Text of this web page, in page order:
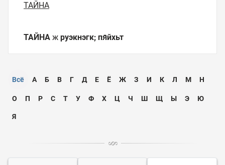
ТАЙНА
ТАЙНА ж руэкнэгк; пя̄йхьт
Всё А Б В Г Д Е Ё Ж З И К Л М Н
О П Р С Т У Ф Х Ц Ч Ш Щ Ы Э Ю
Я